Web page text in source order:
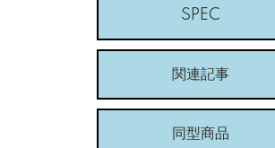
SPEC
関連記事
同型商品